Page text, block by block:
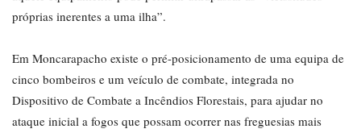
próprias inerentes a uma ilha”.
Em Moncarapacho existe o pré-posicionamento de uma equipa de
cinco bombeiros e um veículo de combate, integrada no
Dispositivo de Combate a Incêndios Florestais, para ajudar no
ataque inicial a fogos que possam ocorrer nas freguesias mais